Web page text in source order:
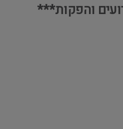
והפקות